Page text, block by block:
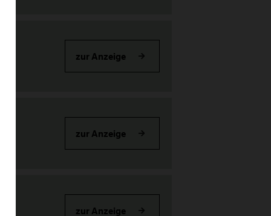
zur Anzeige
zur Anzeige
zur Anzeige